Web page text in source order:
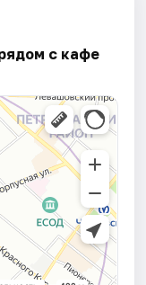
с кафе